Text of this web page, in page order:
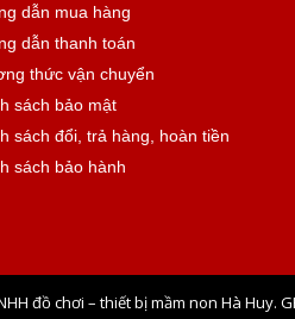
dẫn mua hàng
dẫn thanh toán
thức vận chuyển
sách bảo mật
sách đổi, trả hàng, hoàn tiền
sách bảo hành
đồ chơi – thiết bị mầm non Hà Huy.